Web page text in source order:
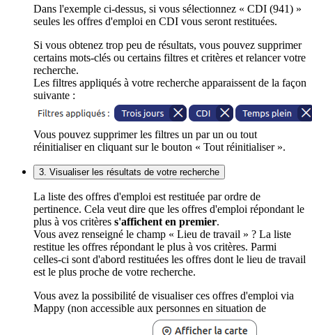
Dans l'exemple ci-dessus, si vous sélectionnez « CDI (941) »
seules les offres d'emploi en CDI vous seront restituées.
Si vous obtenez trop peu de résultats, vous pouvez supprimer
certains mots-clés ou certains filtres et critères et relancer votre
recherche.
Les filtres appliqués à votre recherche apparaissent de la façon
suivante :
Vous pouvez supprimer les filtres un par un ou tout
réinitialiser en cliquant sur le bouton « Tout réinitialiser ».
3. Visualiser les résultats de votre recherche
La liste des offres d'emploi est restituée par ordre de
pertinence. Cela veut dire que les offres d'emploi répondant le
plus à vos critères s'affichent en premier.
Vous avez renseigné le champ « Lieu de travail » ? La liste
restitue les offres répondant le plus à vos critères. Parmi
celles-ci sont d'abord restituées les offres dont le lieu de travail
est le plus proche de votre recherche.
Vous avez la possibilité de visualiser ces offres d'emploi via
Mappy (non accessible aux personnes en situation de